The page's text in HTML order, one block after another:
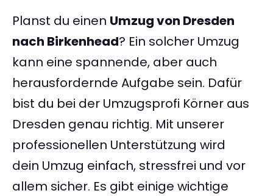
Planst du einen Umzug von Dresden
nach Birkenhead? Ein solcher Umzug
kann eine spannende, aber auch
herausfordernde Aufgabe sein. Dafür
bist du bei der Umzugsprofi Körner aus
Dresden genau richtig. Mit unserer
professionellen Unterstützung wird
dein Umzug einfach, stressfrei und vor
allem sicher. Es gibt einige wichtige